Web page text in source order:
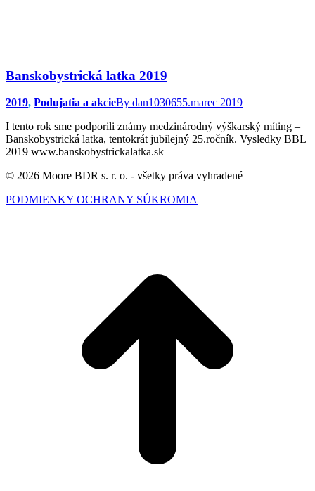
Banskobystrická latka 2019
2019, Podujatia a akcieBy dan1030655.marec 2019
I tento rok sme podporili známy medzinárodný výškarský míting –
Banskobystrická latka, tentokrát jubilejný 25.ročník. Vysledky BBL
2019 www.banskobystrickalatka.sk
© 2026 Moore BDR s. r. o. - všetky práva vyhradené
PODMIENKY OCHRANY SÚKROMIA